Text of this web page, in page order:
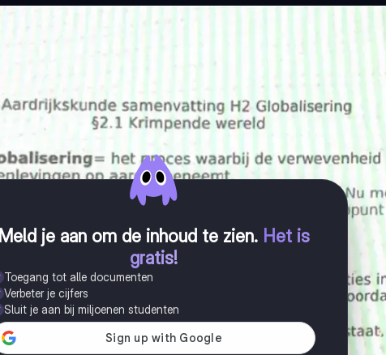
Meld je aan om de inhoud te zien. Het is
gratis!
Toegang tot alle documenten
Verbeter je cijfers
Sluit je aan bij miljoenen studenten